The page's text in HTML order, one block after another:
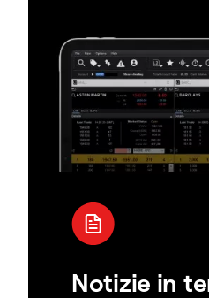
Notizie in